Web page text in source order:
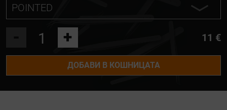
POINTED
POINTED
L SHAPE
CURVED
+ 11 €
ДОБАВИ В КОШНИЦАТА